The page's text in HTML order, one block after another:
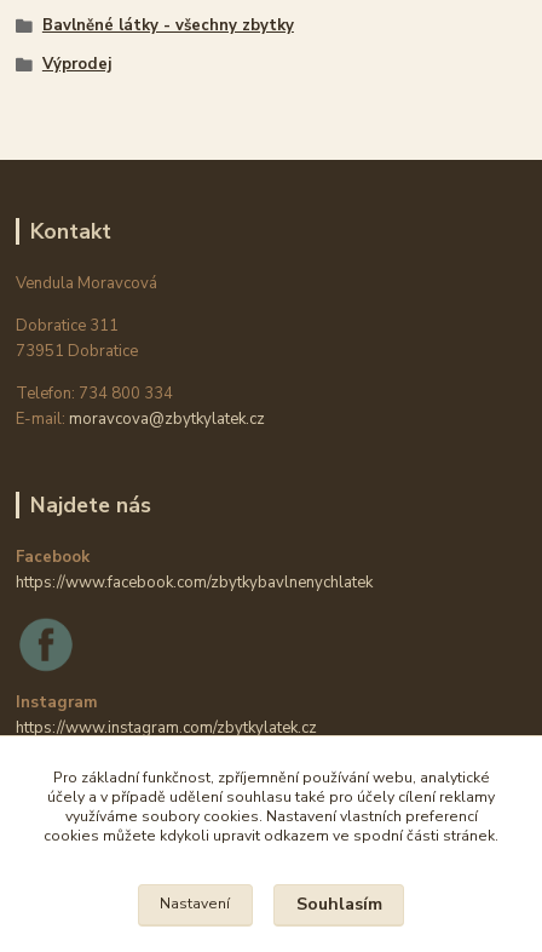
Bavlněné látky - všechny zbytky
Výprodej
Kontakt
Vendula Moravcová
Dobratice 311
73951 Dobratice
Telefon: 734 800 334
E-mail: moravcova@zbytkylatek.cz
Najdete nás
Facebook
https://www.facebook.com/zbytkybavlnenychlatek
Instagram
https://www.instagram.com/zbytkylatek.cz
Pro základní funkčnost, zpříjemnění používání webu, analytické
účely a v případě udělení souhlasu také pro účely cílení reklamy
využíváme soubory cookies. Nastavení vlastních preferencí
cookies můžete kdykoli upravit odkazem ve spodní části stránek.
Nastavení Souhlasím